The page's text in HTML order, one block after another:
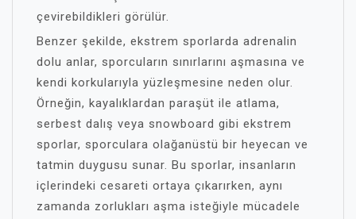
çevirebildikleri görülür.
Benzer şekilde, ekstrem sporlarda adrenalin
dolu anlar, sporcuların sınırlarını aşmasına ve
kendi korkularıyla yüzleşmesine neden olur.
Örneğin, kayalıklardan paraşüt ile atlama,
serbest dalış veya snowboard gibi ekstrem
sporlar, sporculara olağanüstü bir heyecan ve
tatmin duygusu sunar. Bu sporlar, insanların
içlerindeki cesareti ortaya çıkarırken, aynı
zamanda zorlukları aşma isteğiyle mücadele